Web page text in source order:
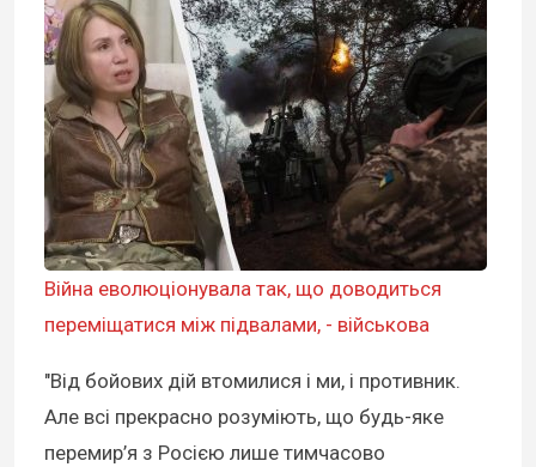
Війна еволюціонувала так, що доводиться
переміщатися між підвалами, - військова
"Від бойових дій втомилися і ми, і противник.
Але всі прекрасно розуміють, що будь-яке
перемир’я з Росією лише тимчасово